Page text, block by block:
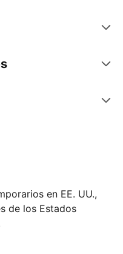
hoy
en EE. UU.,
de los Estados